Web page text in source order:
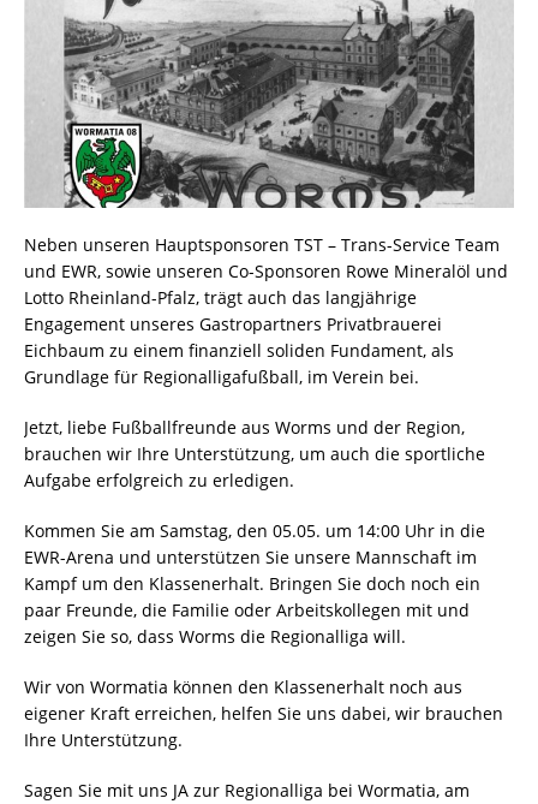
Neben unseren Hauptsponsoren TST – Trans-Service Team
und EWR, sowie unseren Co-Sponsoren Rowe Mineralöl und
Lotto Rheinland-Pfalz, trägt auch das langjährige
Engagement unseres Gastropartners Privatbrauerei
Eichbaum zu einem finanziell soliden Fundament, als
Grundlage für Regionalligafußball, im Verein bei.
Jetzt, liebe Fußballfreunde aus Worms und der Region,
brauchen wir Ihre Unterstützung, um auch die sportliche
Aufgabe erfolgreich zu erledigen.
Kommen Sie am Samstag, den 05.05. um 14:00 Uhr in die
EWR-Arena und unterstützen Sie unsere Mannschaft im
Kampf um den Klassenerhalt. Bringen Sie doch noch ein
paar Freunde, die Familie oder Arbeitskollegen mit und
zeigen Sie so, dass Worms die Regionalliga will.
Wir von Wormatia können den Klassenerhalt noch aus
eigener Kraft erreichen, helfen Sie uns dabei, wir brauchen
Ihre Unterstützung.
Sagen Sie mit uns JA zur Regionalliga bei Wormatia, am